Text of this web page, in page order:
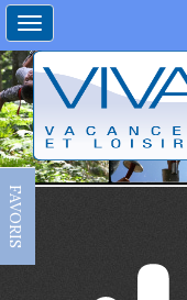
Toggle
navigation
FAVORIS